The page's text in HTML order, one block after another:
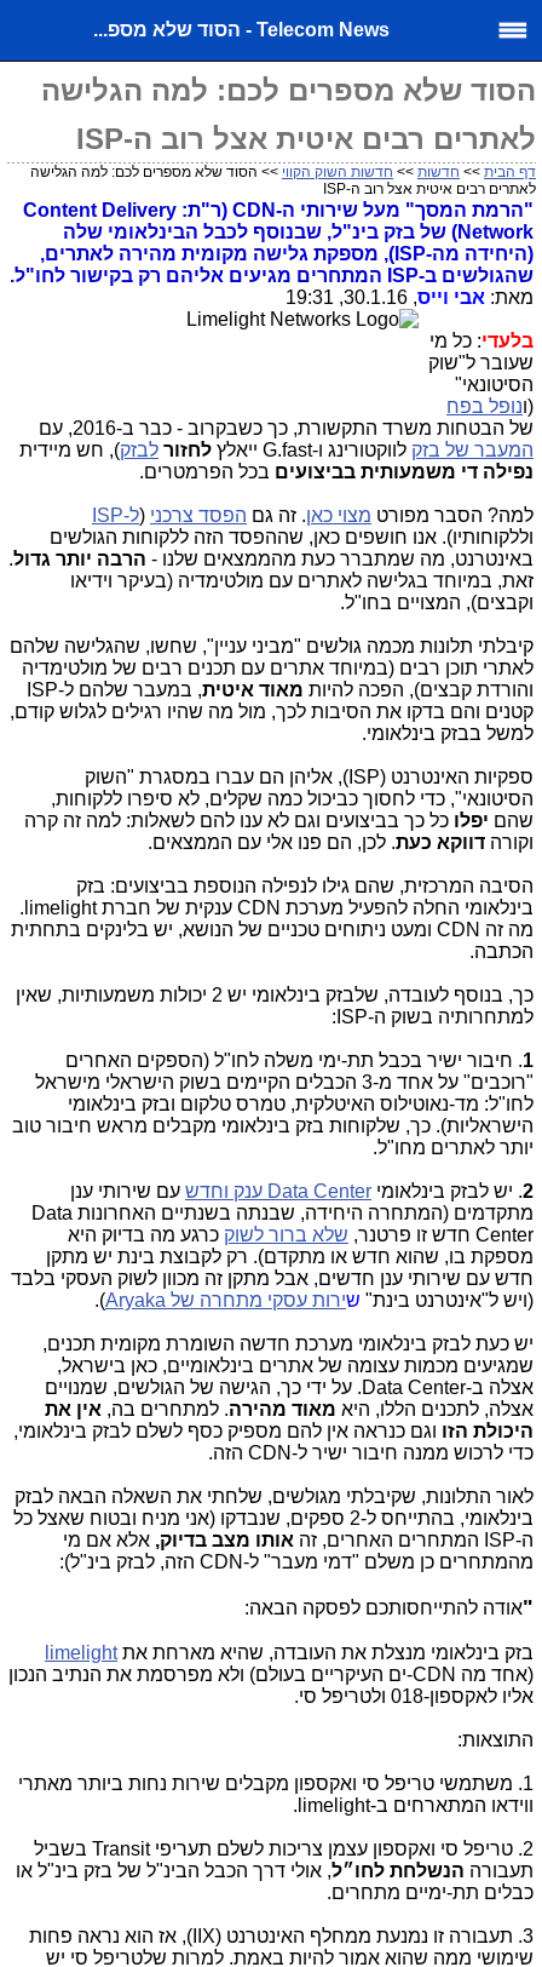
Telecom News - הסוד שלא מספ...
הסוד שלא מספרים לכם: למה הגלישה
לאתרים רבים איטית אצל רוב ה-ISP
דף הבית >> חדשות >> חדשות השוק הקווי >> הסוד שלא מספרים לכם: למה הגלישה
לאתרים רבים איטית אצל רוב ה-ISP
"הרמת המסך" מעל שירותי ה-CDN (ר"ת: Content Delivery
Network) של בזק בינ"ל, שבנוסף לכבל הבינלאומי שלה
(היחידה מה-ISP), מספקת גלישה מקומית מהירה לאתרים,
שהגולשים ב-ISP המתחרים מגיעים אליהם רק בקישור לחו"ל.
מאת: אבי וייס, 30.1.16, 19:31
בלעדי: כל מי
שעובר ל"שוק
הסיטונאי"
(ונופל בפח
של הבטחות משרד התקשורת, כך כשבקרוב - כבר ב-2016, עם
המעבר של בזק לווקטורינג ו-G.fast ייאלץ לחזור לבזק), חש מיידית
נפילה די משמעותית בביצועים בכל הפרמטרים.
למה? הסבר מפורט מצוי כאן. זה גם הפסד צרכני (ל-ISP
וללקוחותיו). אנו חושפים כאן, שההפסד הזה ללקוחות הגולשים
באינטרנט, מה שמתברר כעת מהממצאים שלנו - הרבה יותר גדול.
זאת, במיוחד בגלישה לאתרים עם מולטימדיה (בעיקר וידיאו
וקבצים), המצויים בחו"ל.
קיבלתי תלונות מכמה גולשים "מביני עניין", שחשו, שהגלישה שלהם
לאתרי תוכן רבים (במיוחד אתרים עם תכנים רבים של מולטימדיה
והורדת קבצים), הפכה להיות מאוד איטית
, במעבר שלהם ל-ISP
קטנים והם בדקו את הסיבות לכך, מול מה שהיו רגילים לגלוש קודם,
למשל בבזק בינלאומי.
ספקיות האינטרנט (ISP), אליהן הם עברו במסגרת "השוק
הסיטונאי", כדי לחסוך כביכול כמה שקלים, לא סיפרו ללקוחות,
שהם יפלו כל כך בביצועים וגם לא ענו להם לשאלות: למה זה קרה
וקורה דווקא כעת. לכן, הם פנו אלי עם הממצאים.
הסיבה המרכזית, שהם גילו לנפילה הנוספת בביצועים: בזק
בינלאומי החלה להפעיל מערכת CDN ענקית של חברת limelight.
מה זה CDN ומעט ניתוחים טכניים של הנושא, יש בלינקים בתחתית
הכתבה.
כך, בנוסף לעובדה, שלבזק בינלאומי יש 2 יכולות משמעותיות, שאין
למתחרותיה בשוק ה-ISP:
1. חיבור ישיר בכבל תת-ימי משלה לחו"ל (הספקים האחרים
"רוכבים" על אחד מ-3 הכבלים הקיימים בשוק הישראלי מישראל
לחו"ל: מד-נאוטילוס האיטלקית, טמרס טלקום ובזק בינלאומי
הישראליות). כך, שלקוחות בזק בינלאומי מקבלים מראש חיבור טוב
יותר לאתרים מחו"ל.
2. יש לבזק בינלאומי Data Center ענק וחדש
עם שירותי ענן
מתקדמים (המתחרה היחידה, שבנתה בשנתיים האחרונות Data
Center חדש זו פרטנר,
שלא ברור לשוק כרגע מה בדיוק היא
מספקת בו, שהוא חדש או מתקדם). רק לקבוצת בינת יש מתקן
חדש עם שירותי ענן חדשים, אבל מתקן זה מכוון לשוק העסקי בלבד
(ויש ל"אינטרנט בינת" שירות עסקי מתחרה של Aryaka ).
יש כעת לבזק בינלאומי מערכת חדשה השומרת מקומית תכנים,
שמגיעים מכמות עצומה של אתרים בינלאומיים, כאן בישראל,
אצלה ב-Data Center. על ידי כך, הגישה של הגולשים, שמנויים
אצלה, לתכנים הללו, היא מאוד מהירה. למתחרים בה, אין את
היכולת הזו וגם כנראה אין להם מספיק כסף לשלם לבזק בינלאומי,
כדי לרכוש ממנה חיבור ישיר ל-CDN הזה.
לאור התלונות, שקיבלתי מגולשים, שלחתי את השאלה הבאה לבזק
בינלאומי, בהתייחס ל-2 ספקים, שנבדקו (אני מניח ובטוח שאצל כל
ה-ISP המתחרים האחרים, זה
אותו מצב בדיוק, אלא אם מי
מהמתחרים כן משלם "דמי מעבר" ל-CDN הזה, לבזק בינ"ל):
"אודה להתייחסותכם לפסקה הבאה:
בזק בינלאומי מנצלת את העובדה, שהיא מארחת אתlimelight
(אחד מה CDN-ים העיקריים בעולם) ולא מפרסמת את הנתיב הנכון
אליו לאקספון-018 ולטריפל סי.
התוצאות:
1. משתמשי טריפל סי ואקספון מקבלים שירות נחות ביותר מאתרי
ווידאו המתארחים ב-limelight.
2. טריפל סי ואקספון עצמן צריכות לשלם תעריפי Transit בשביל
תעבורה הנשלחת לחו״ל, אולי דרך הכבל הבינ"ל של בזק בינ"ל או
כבלים תת-ימיים מתחרים.
3. תעבורה זו נמנעת ממחלף האינטרנט (IIX), אז הוא נראה פחות
שימושי ממה שהוא אמור להיות באמת. למרות שלטריפל סי יש